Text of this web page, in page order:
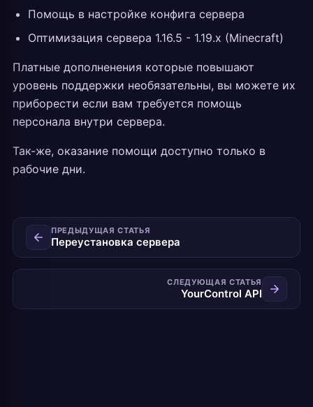
Помощь в настройке конфига сервера
Оптимизация сервера 1.16.5 - 1.19.x (Minecraft)
Платные дополненения которые повышают
уровень поддержки необязательны, вы можете их
приборести если вам требуется помощь
персонала внутри сервера.
Так-же, оказание помощи доступно только в
рабочие дни.
ПРЕДЫДУЩАЯ СТАТЬЯ
Переустановка сервера
СЛЕДУЮЩАЯ СТАТЬЯ
YourControl API